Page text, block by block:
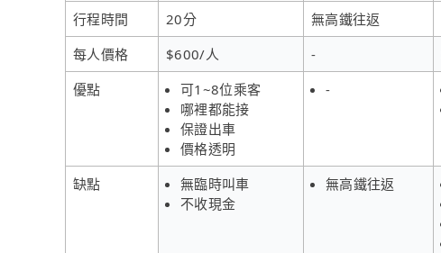
行程時間
20分 無高鐵往返
每人價格
$600/人 -
優點
可1~8位乘客
哪裡都能接
保證出車
價格透明
-
缺點
無臨時叫車
不收現金
無高鐵往返